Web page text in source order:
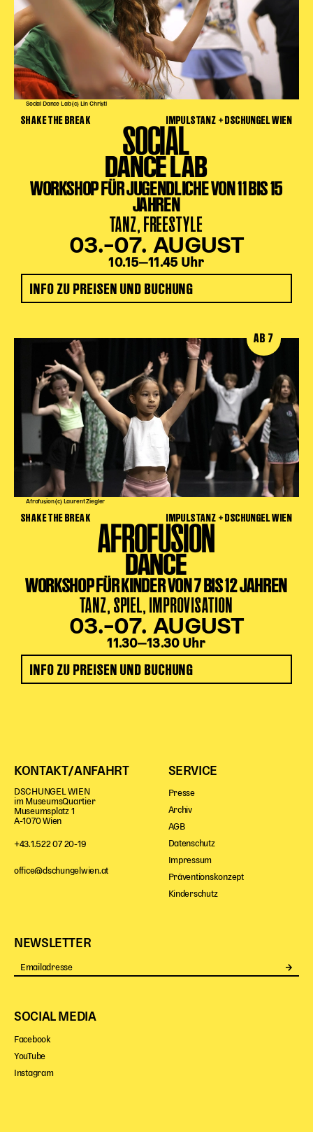
Social Dance Lab (c) Lin Christl
SHAKE THE BREAK IMPULSTANZ + DSCHUNGEL WIEN
SOCIAL
DANCE LAB
WORKSHOP FÜR JUGENDLICHE VON 11 BIS 15
JAHREN
TANZ, FREESTYLE
03.–07. AUGUST
10.15‒11.45 Uhr
INFO ZU PREISEN UND BUCHUNG
Afrofusion (c) Laurent Ziegler
AB 7
SHAKE THE BREAK IMPULSTANZ + DSCHUNGEL WIEN
AFROFUSION
DANCE
WORKSHOP FÜR KINDER VON 7 BIS 12 JAHREN
TANZ, SPIEL, IMPROVISATION
03.–07. AUGUST
11.30‒13.30 Uhr
INFO ZU PREISEN UND BUCHUNG
KONTAKT/ANFAHRT
DSCHUNGEL WIEN
im MuseumsQuartier
Museumsplatz 1
A-1070 Wien
+43.1.522 07 20-19
office@dschungelwien.at
SERVICE
Presse
Archiv
AGB
Datenschutz
Impressum
Präventionskonzept
Kinderschutz
NEWSLETTER
SOCIAL MEDIA
Facebook
YouTube
Instagram